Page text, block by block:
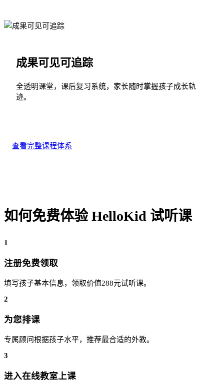
成果可见可追踪
全透明课堂，课后复习系统，家长随时掌握孩子成长轨
迹。
查看完整课程体系
如何免费体验 HelloKid 试听课
1
注册免费领取
填写孩子基本信息，领取价值288元试听课。
2
为您排课
专属顾问根据孩子水平，推荐最合适的外教。
3
进入在线教室上课